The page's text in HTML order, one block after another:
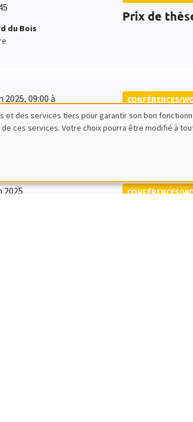
du Bois
Prix de
2025, 09:00 à
2025, 17:00
du Bois
CONFÉRENCES/
École de
Quantitative
2025
CONFÉRENCES/
et des services tiers pour garantir son bon
ces services. Votre choix pourra être modifié à